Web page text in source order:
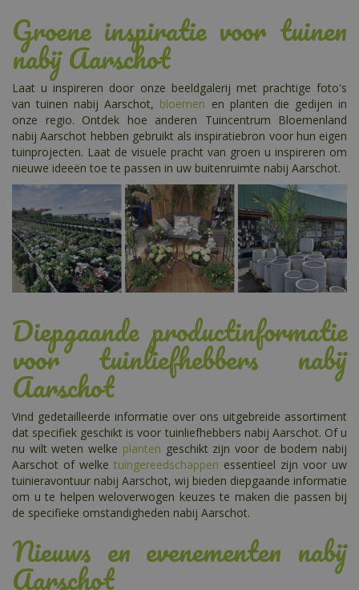
Groene inspiratie voor tuinen
nabij Aarschot
Laat u inspireren door onze beeldgalerij met prachtige foto's
van tuinen nabij Aarschot, bloemen en planten die gedijen in
onze regio. Ontdek hoe anderen Tuincentrum Bloemenland
nabij Aarschot hebben gebruikt als inspiratiebron voor hun eigen
tuinprojecten. Laat de visuele pracht van groen u inspireren om
nieuwe ideeën toe te passen in uw buitenruimte nabij Aarschot.
Diepgaande productinformatie
voor tuinliefhebbers nabij
Aarschot
Vind gedetailleerde informatie over ons uitgebreide assortiment
dat specifiek geschikt is voor tuinliefhebbers nabij Aarschot. Of u
nu wilt weten welke planten geschikt zijn voor de bodem nabij
Aarschot of welke tuingereedschappen essentieel zijn voor uw
tuinieravontuur nabij Aarschot, wij bieden diepgaande informatie
om u te helpen weloverwogen keuzes te maken die passen bij
de specifieke omstandigheden nabij Aarschot.
Nieuws en evenementen nabij
Aarschot